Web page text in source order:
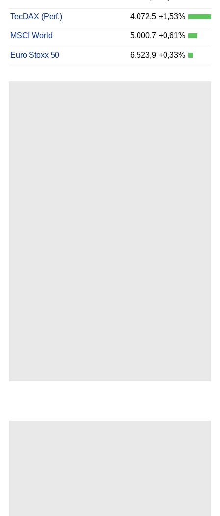
TecDAX (Perf.) 4.072,5 +1,53%
MSCI World 5.000,7 +0,61%
Euro Stoxx 50 6.523,9 +0,33%